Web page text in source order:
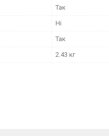
Так
Ні
Так
2.43 кг